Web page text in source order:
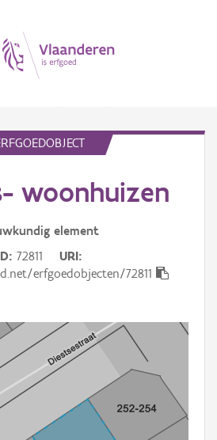
woonhuizen
element
72811
URI
erfgoedobjecten/72811